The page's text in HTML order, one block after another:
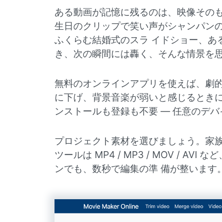
ある動画が記憶に残るのは、映像その
生日のクリップで笑い声がシャンパン
ふくらむ結婚式のスラ イドショー、
き、次の瞬間には轟く、そんな情景を
無料のオンラインアプリを使えば、劇
に下げ、背景音楽が弱いと感じるとき
ンストールも登録も不要 — 任意のデ
プロジェクト素材を選びましょう。家
ツールは MP4 / MP3 / MOV / AVI な
ンでも、数秒で編集の準 備が整います